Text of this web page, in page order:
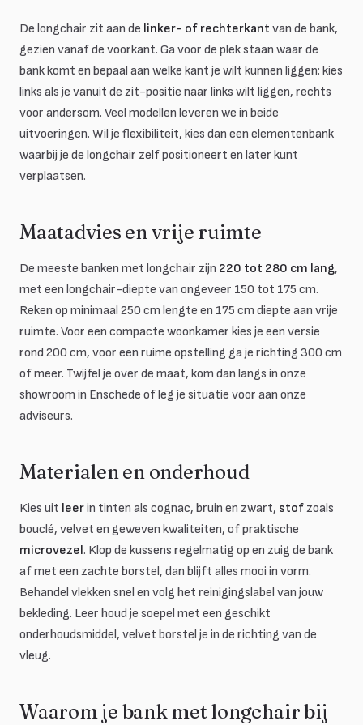
De longchair zit aan de linker- of rechterkant van de bank,
gezien vanaf de voorkant. Ga voor de plek staan waar de
bank komt en bepaal aan welke kant je wilt kunnen liggen: kies
links als je vanuit de zit-positie naar links wilt liggen, rechts
voor andersom. Veel modellen leveren we in beide
uitvoeringen. Wil je flexibiliteit, kies dan een elementenbank
waarbij je de longchair zelf positioneert en later kunt
verplaatsen.
Maatadvies en vrije ruimte
De meeste banken met longchair zijn 220 tot 280 cm lang,
met een longchair-diepte van ongeveer 150 tot 175 cm.
Reken op minimaal 250 cm lengte en 175 cm diepte aan vrije
ruimte. Voor een compacte woonkamer kies je een versie
rond 200 cm, voor een ruime opstelling ga je richting 300 cm
of meer. Twijfel je over de maat, kom dan langs in onze
showroom in Enschede of leg je situatie voor aan onze
adviseurs.
Materialen en onderhoud
Kies uit leerin tinten als cognac, bruin en zwart, stofzoals
bouclé, velvet en geweven kwaliteiten, of praktische
microvezel. Klop de kussens regelmatig op en zuig de bank
af met een zachte borstel, dan blijft alles mooi in vorm.
Behandel vlekken snel en volg het reinigingslabel van jouw
bekleding. Leer houd je soepel met een geschikt
onderhoudsmiddel, velvet borstel je in de richting van de
vleug.
Waarom je bank met longchair bij